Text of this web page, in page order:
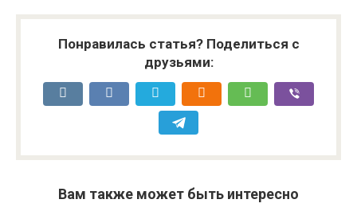
Понравилась статья? Поделиться с
друзьями:
Вам также может быть интересно